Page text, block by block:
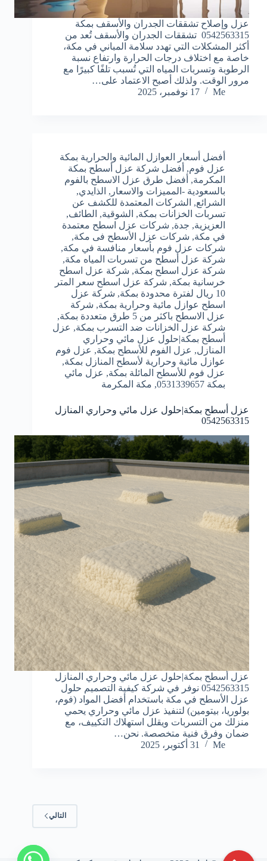
عزل وإصلاح تشققات الجدران والأسقف بمكة
0542563315 تشققات الجدران والأسقف تُعد من
أكثر المشكلات التي تهدد سلامة المباني في مكة،
خاصة مع اختلاف درجات الحرارة وارتفاع نسبة
الرطوبة وتسربات المياه التي تُسبب تلفًا كبيرًا مع
مرور الوقت. ولذلك أصبح الاعتماد على…
Me
17 نوفمبر، 2025
أفضل أسعار العوازل المائية والحرارية بمكة
عزل فوم, أفضل شركة عزل أسطح بمكة
المكرمة, أفضل طرق عزل الاسطح بالفوم
بالسعودية -المميزات والاسعار , الذايدي,
الشرائع, الشركات المعتمدة للكشف عن
تسربات الخزانات بمكة, الشوقية, الطائف,
العزيزية, جدة, شركات عزل اسطح معتمدة
في مكة, شركات عزل الأسطح فى مكة,
شركات عزل فوم بأسعار منافسة في مكة,
شركة عزل أسطح من تسربات المياه مكة,
شركة عزل اسطح بمكة, شركة عزل اسطح
خرسانية بمكة, شركة عزل اسطح سعر المتر
10 ريال لفترة محدودة بمكة
, شركة عزل
اسطح عوازل مائية وحرارية بمكة, شركة
عزل الاسطح باكثر من 5 طرق متعددة بمكة
,
شركة عزل الخزانات ضد التسرب بمكة, عزل
أسطح بمكة|حلول عزل مائي وحراري
المنازل, عزل الفوم للأسطح بمكة, عزل فوم
عوازل مائية وحرارية لأسطح المنازل بمكة,
عزل فوم للأسطح المائلة بمكة, عزل مائي
بمكة 0531339657
, مكة المكرمة
عزل أسطح بمكة|حلول عزل مائي وحراري المنازل
0542563315
عزل أسطح بمكة|حلول عزل مائي وحراري المنازل
0542563315 نوفر في شركة كيفية التصميم حلول
عزل الأسطح في مكة باستخدام أفضل المواد (فوم،
بولوريا، بيتومين) لتنفيذ عزل مائي وحراري يحمي
منزلك من التسربات ويقلل استهلاك التكييف، مع
ضمان وفرق فنية متخصصة. نحن…
Me
31 أكتوبر، 2025
التالي